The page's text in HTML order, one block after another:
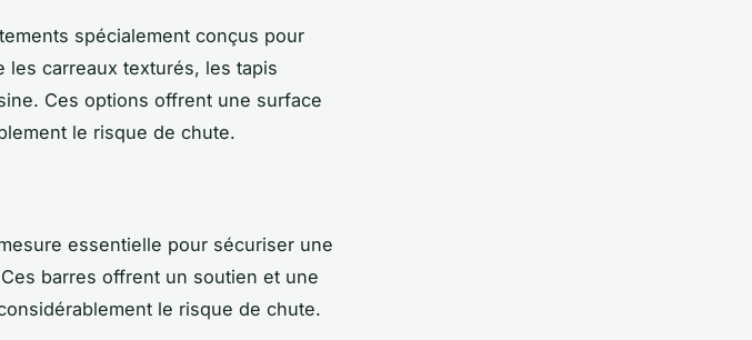
spécialement conçus pour
les carreaux texturés, les tapis
Ces options offrent une surface
le risque de chute.
essentielle pour sécuriser une
barres offrent un soutien et une
le risque de chute.